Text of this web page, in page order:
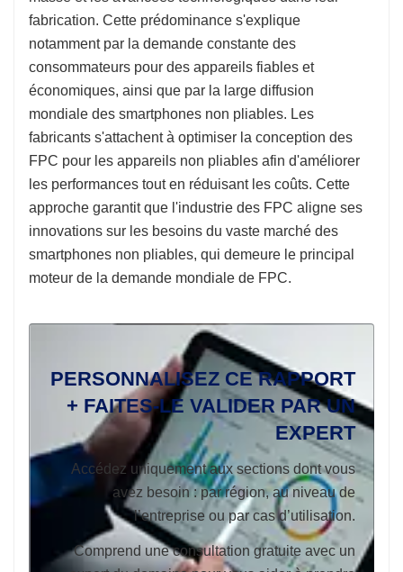
fabrication. Cette prédominance s'explique
notamment par la demande constante des
consommateurs pour des appareils fiables et
économiques, ainsi que par la large diffusion
mondiale des smartphones non pliables. Les
fabricants s'attachent à optimiser la conception des
FPC pour les appareils non pliables afin d'améliorer
les performances tout en réduisant les coûts. Cette
approche garantit que l'industrie des FPC aligne ses
innovations sur les besoins du vaste marché des
smartphones non pliables, qui demeure le principal
moteur de la demande mondiale de FPC.
PERSONNALISEZ CE RAPPORT
+ FAITES-LE VALIDER PAR UN
EXPERT
Accédez uniquement aux sections dont vous
avez besoin : par région, au niveau de
l’entreprise ou par cas d’utilisation.
Comprend une consultation gratuite avec un